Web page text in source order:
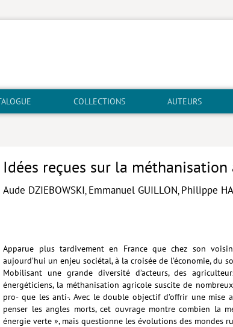
COLLECTIONS AUTEURS
Idées reçues sur la méthanisation
Aude DZIEBOWSKI, Emmanuel GUILLON, Philippe
Apparue plus tardivement en France que chez son
aujourd’hui un enjeu sociétal, à la croisée de l’économie, du
Mobilisant une grande diversité d’acteurs, des
énergéticiens, la méthanisation agricole suscite de
pro- que les anti-. Avec le double objectif d’offrir une
penser les angles morts, cet ouvrage montre combien la
énergie verte », mais questionne les évolutions des mondes